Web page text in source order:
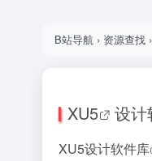
B站导航 › 资源查找 ›
XU5 设计
XU5设计软件库